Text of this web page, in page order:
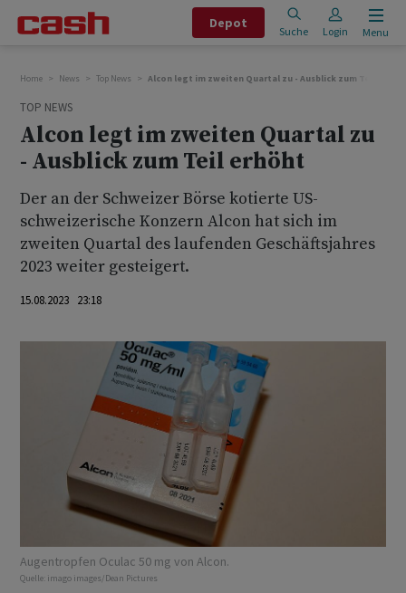
Depot
Suche Login Menu
Home News Top News Alcon legt im zweiten Quartal zu - Ausblick zum Teil
TOP NEWS
Alcon legt im zweiten Quartal zu
- Ausblick zum Teil erhöht
Der an der Schweizer Börse kotierte US-
schweizerische Konzern Alcon hat sich im
zweiten Quartal des laufenden Geschäftsjahres
2023 weiter gesteigert.
15.08.2023 23:18
Augentropfen Oculac 50 mg von Alcon.
Quelle: imago images/Dean Pictures